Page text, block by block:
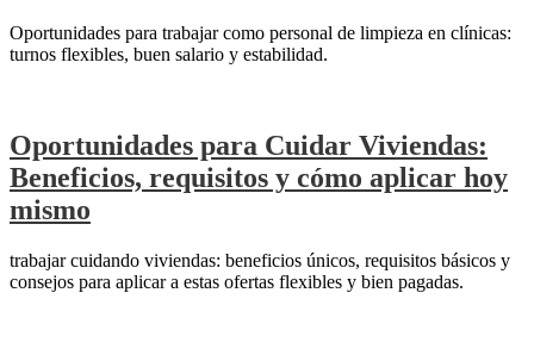
Oportunidades para trabajar como personal de limpieza en clínicas:
turnos flexibles, buen salario y estabilidad.
Oportunidades para Cuidar Viviendas:
Beneficios, requisitos y cómo aplicar hoy
mismo
trabajar cuidando viviendas: beneficios únicos, requisitos básicos y
consejos para aplicar a estas ofertas flexibles y bien pagadas.